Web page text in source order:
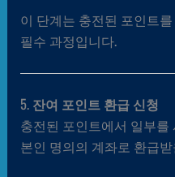
이 단계는 충전된 포인트
필수 과정입니다.
5. 잔여 포인트 환급 신청
충전된 포인트에서 일부
본인 명의의 계좌로 환급